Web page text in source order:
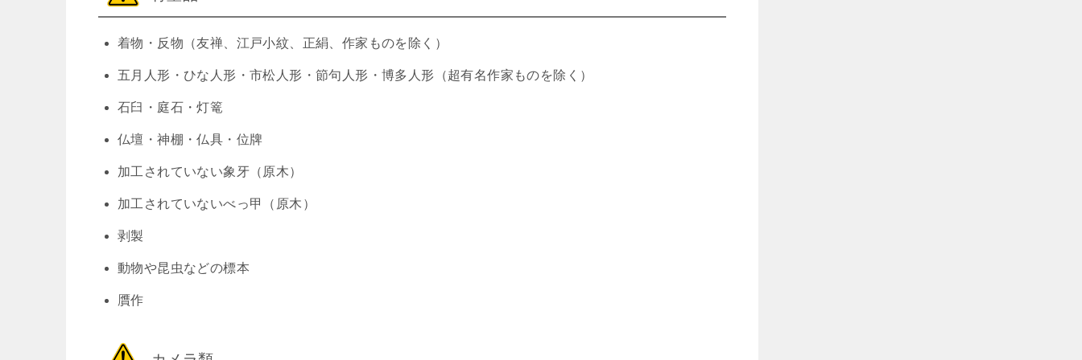
着物・反物（友禅、江戸小紋、正絹、作家ものを除く）
五月人形・ひな人形・市松人形・節句人形・博多人形（超有名作家ものを除く）
石臼・庭石・灯篭
仏壇・神棚・仏具・位牌
加工されていない象牙（原木）
加工されていないべっ甲（原木）
剥製
動物や昆虫などの標本
贋作